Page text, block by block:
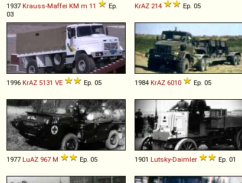
1937 Krauss-Maffei KM m 11
Ep.
03
KrAZ 214 Ep. 05
1996 KrAZ 5131 VE Ep. 05 1984 KrAZ 6010 Ep. 05
1977 LuAZ 967 M Ep. 05 1901 Lutsky-Daimler Ep. 01